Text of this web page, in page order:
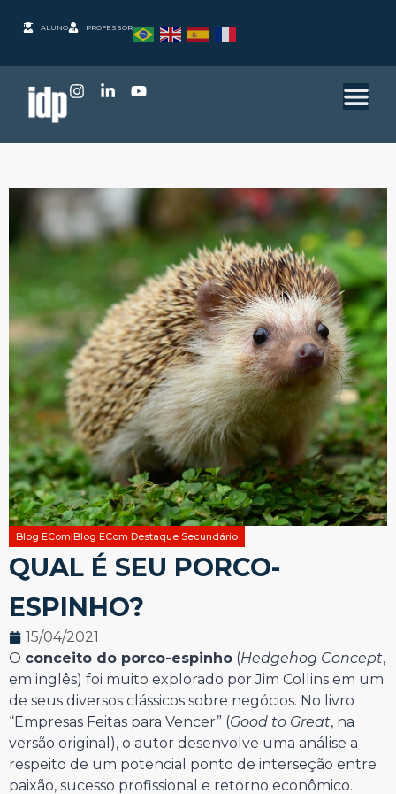
ALUNO PROFESSOR
Blog ECom|Blog ECom Destaque Secundário
QUAL É SEU PORCO-
ESPINHO?
15/04/2021
O conceito do porco-espinho (Hedgehog Concept,
em inglês) foi muito explorado por Jim Collins em um
de seus diversos clássicos sobre negócios. No livro
“Empresas Feitas para Vencer” (Good to Great, na
versão original), o autor desenvolve uma análise a
respeito de um potencial ponto de interseção entre
paixão, sucesso profissional e retorno econômico.